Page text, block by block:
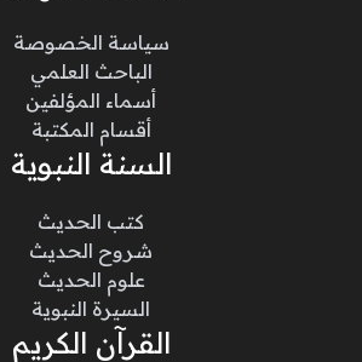
سياسة الخصوصة
الباحث العلمي
أسماء المؤلفين
أقسام المكتبة
السنة النبوية
كتب الحديث
شروح الحديث
علوم الحديث
السيرة النبوية
القرآن الكريم